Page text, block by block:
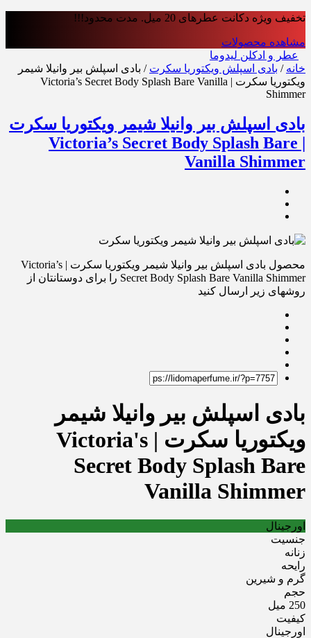
تخفیف ویژه دکانت عطرهای 20 میل. مدت محدود!!!
مشاهده محصولات
عطر و ادکلن لیدوما
خانه / بادی اسپلش ویکتوریا سکرت / بادی اسپلش بیر وانیلا شیمر
ویکتوریا سکرت | Victoria’s Secret Body Splash Bare Vanilla
Shimmer
بادی اسپلش بیر وانیلا شیمر ویکتوریا سکرت
| Victoria’s Secret Body Splash Bare
Vanilla Shimmer
محصول بادی اسپلش بیر وانیلا شیمر ویکتوریا سکرت | Victoria’s
Secret Body Splash Bare Vanilla Shimmer را برای دوستانتان از
روشهای زیر ارسال کنید
بادی اسپلش بیر وانیلا شیمر
ویکتوریا سکرت | Victoria's
Secret Body Splash Bare
Vanilla Shimmer
اورجینال
جنسیت
زنانه
رایحه
گرم و شیرین
حجم
250 میل
کیفیت
اورجینال